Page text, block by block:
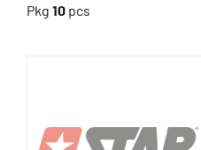
Pkg 10 pcs